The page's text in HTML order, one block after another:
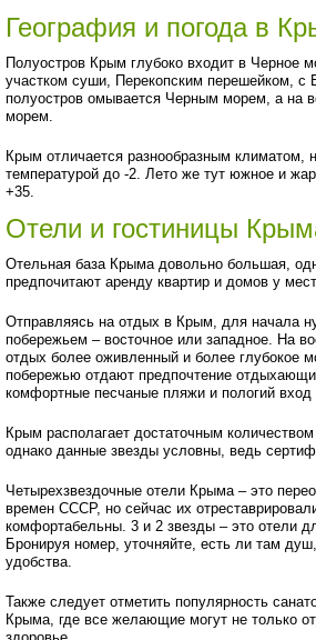
География и погода в
Полуостров Крым глубоко входит в Черное
участком суши, Перекопским перешейком, с
полуостров омывается Черным морем, а на
морем.
Крым отличается разнообразным климатом,
температурой до -2. Лето же тут южное и
+35.
Отели и гостиницы
Отельная база Крыма довольно большая,
предпочитают аренду квартир и домов у
Отправляясь на отдых в Крым, для начала
побережьем – восточное или западное. На
отдых более оживленный и более глубокое
побережью отдают предпочтение
комфортные песчаные пляжи и пологий вход
Крым располагает достаточным
однако данные звезды условны, ведь
Четырехзвездочные отели Крыма – это
времен СССР, но сейчас их
комфортабельны. 3 и 2 звезды – это отели
Бронируя номер, уточняйте, есть ли там
удобства.
Также следует отметить популярность
Крыма, где все желающие могут не только